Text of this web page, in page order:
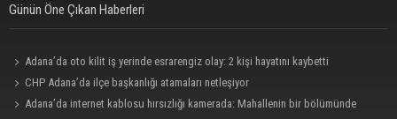
Günün Öne Çıkan Haberleri
Adana’da oto kilit iş yerinde esrarengiz olay: 2 kişi hayatını kaybetti
CHP Adana’da ilçe başkanlığı atamaları netleşiyor
Adana’da internet kablosu hırsızlığı kamerada: Mahallenin bir bölümünde